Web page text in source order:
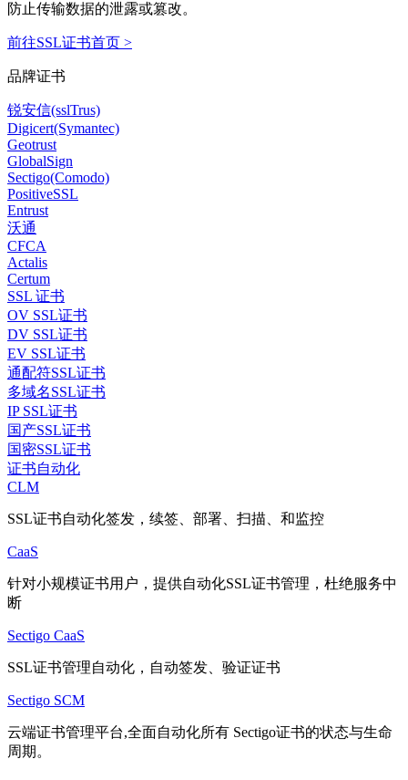
防止传输数据的泄露或篡改。
前往SSL证书首页 >
品牌证书
锐安信(sslTrus)
Digicert(Symantec)
Geotrust
GlobalSign
Sectigo(Comodo)
PositiveSSL
Entrust
沃通
CFCA
Actalis
Certum
SSL 证书
OV SSL证书
DV SSL证书
EV SSL证书
通配符SSL证书
多域名SSL证书
IP SSL证书
国产SSL证书
国密SSL证书
证书自动化
CLM
SSL证书自动化签发，续签、部署、扫描、和监控
CaaS
针对小规模证书用户，提供自动化SSL证书管理，杜绝服务中
断
Sectigo CaaS
SSL证书管理自动化，自动签发、验证证书
Sectigo SCM
云端证书管理平台,全面自动化所有 Sectigo证书的状态与生命
周期。